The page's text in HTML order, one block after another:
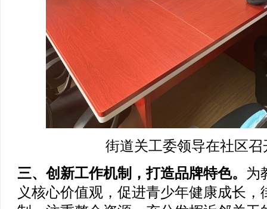
街道关工委领导在社区
三、创新工作机制，打造品牌特色。 为
义核心价值观，促进青少年健康成长